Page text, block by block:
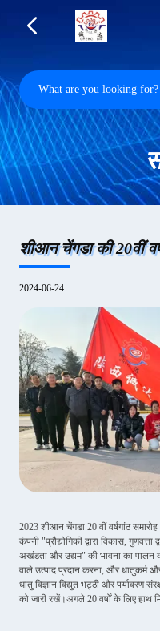
शीआन चेंगडा की 20वीं
2024-06-24
2023 शीआन चेंगडा 20 वीं वर्षगांठ समारोह
कंपनी "प्रौद्योगिकी द्वारा विकास,
अखंडता और उद्यम" की भावना का पालन
वाले उत्पाद प्रदान करना, और धातुकर्म
धातु विज्ञान विद्युत भट्ठी और पर्यावरण
को जारी रखें।अगले 20 वर्षों के लिए हाथ